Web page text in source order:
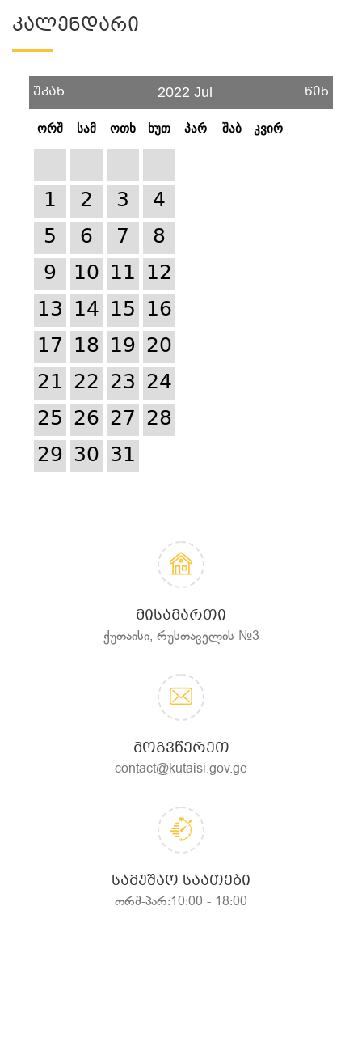
Კალენდარი
უკან 2022 Jul წინ
ორშ სამ ოთხ ხუთ პარ შაბ კვირ
1 2 3
4
5
6 7
8
9
10 11 12
13 14 15 16
17 18 19 20
21 22 23 24
25 26 27 28
29 30 31
ᲛᲘᲡᲐᲛᲐᲠᲗᲘ
ქუთაისი, რუსთაველის №3
ᲛᲝᲒᲕᲬᲔᲠᲔᲗ
contact@kutaisi.gov.ge
ᲡᲐᲛᲣᲨᲐᲝ ᲡᲐᲐᲗᲔᲑᲘ
ორშ-პარ:10:00 - 18:00